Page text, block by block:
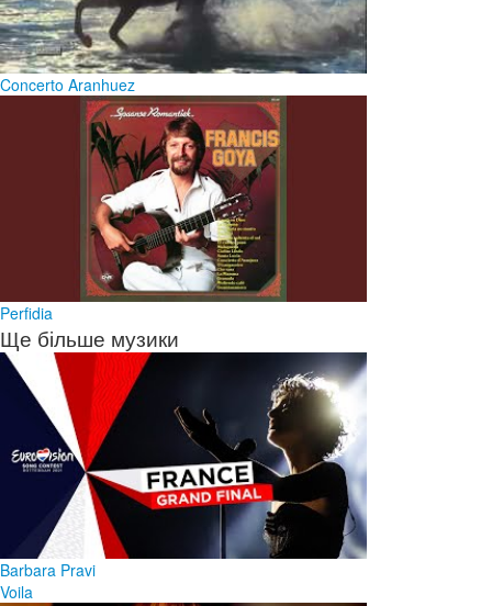
Concerto Aranhuez
Perfidia
Ще більше музики
Barbara Pravi
Voila